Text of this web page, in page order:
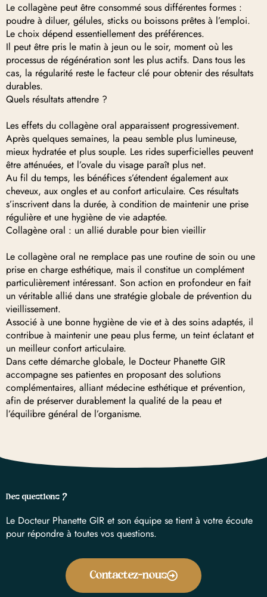
Le collagène peut être consommé sous différentes formes :
poudre à diluer, gélules, sticks ou boissons prêtes à l’emploi.
Le choix dépend essentiellement des préférences.
Il peut être pris le matin à jeun ou le soir, moment où les
processus de régénération sont les plus actifs. Dans tous les
cas, la régularité reste le facteur clé pour obtenir des résultats
durables.
Quels résultats attendre ?
Les effets du collagène oral apparaissent progressivement.
Après quelques semaines, la peau semble plus lumineuse,
mieux hydratée et plus souple. Les rides superficielles peuvent
être atténuées, et l’ovale du visage paraît plus net.
Au fil du temps, les bénéfices s’étendent également aux
cheveux, aux ongles et au confort articulaire. Ces résultats
s’inscrivent dans la durée, à condition de maintenir une prise
régulière et une hygiène de vie adaptée.
Collagène oral : un allié durable pour bien vieillir
Le collagène oral ne remplace pas une routine de soin ou une
prise en charge esthétique, mais il constitue un complément
particulièrement intéressant. Son action en profondeur en fait
un véritable allié dans une stratégie globale de prévention du
vieillissement.
Associé à une bonne hygiène de vie et à des soins adaptés, il
contribue à maintenir une peau plus ferme, un teint éclatant et
un meilleur confort articulaire.
Dans cette démarche globale, le Docteur Phanette GIR
accompagne ses patientes en proposant des solutions
complémentaires, alliant médecine esthétique et prévention,
afin de préserver durablement la qualité de la peau et
l’équilibre général de l’organisme.
Des questions ?
Le Docteur Phanette GIR et son équipe se tient à votre écoute
pour répondre à toutes vos questions.
Contactez-nous